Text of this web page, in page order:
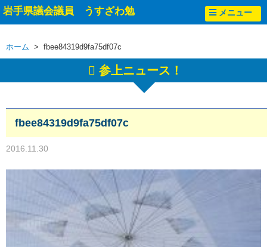
岩手県議会議員 うすざわ勉 メニュー
ホーム > fbee84319d9fa75df07c
参上ニュース！
fbee84319d9fa75df07c
2016.11.30